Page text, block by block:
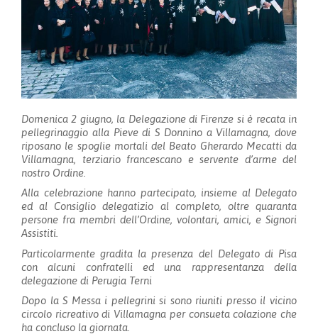
Domenica 2 giugno, la Delegazione di Firenze si è recata in
pellegrinaggio alla Pieve di S Donnino a Villamagna, dove
riposano le spoglie mortali del Beato Gherardo Mecatti da
Villamagna, terziario francescano e servente d’arme del
nostro Ordine.
Alla celebrazione hanno partecipato, insieme al Delegato
ed al Consiglio delegatizio al completo, oltre quaranta
persone fra membri dell’Ordine, volontari, amici, e Signori
Assistiti.
Particolarmente gradita la presenza del Delegato di Pisa
con alcuni confratelli ed una rappresentanza della
delegazione di Perugia Terni
Dopo la S Messa i pellegrini si sono riuniti presso il vicino
circolo ricreativo di Villamagna per consueta colazione che
ha concluso la giornata.